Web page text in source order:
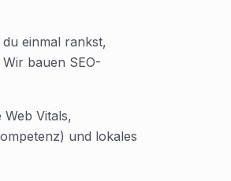
einmal rankst,
bauen SEO-
Vitals,
und lokales